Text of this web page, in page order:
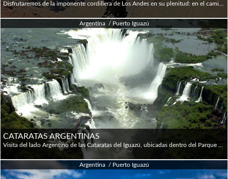
Disfrutaremos de la imponente cordillera de Los Andes en su plenitud: en el camino descubriremos lugares maravillosos, recorriendo el paisaje de montaña predominante en Mendoza. Comenzamos por Potrerillos, una localidad ubicada sobre la cordillera de Los Andes donde disfrutaremos del paisaje del embalse homónimo que alcanza unas 1500 hectáreas de superficie con 7 km de largo y casi 1,5 de ancho máximo. Luego nos adentramos en el Valle de Uspallata, que es la zona que divide la pre cordillera de la alta montaña y está enclavada en el imponente Cordón del Plata, ubicada entre los 1900 y 2500 m.s.n.m.. Unos kilómetros más adelante pasamos por la localidad de Penitentes donde se destaca su centro de ski -hoy fuera de funcionamiento- ubicado a apenas 4 km. del Cerro Aconcagua, el pico más alto del continente americano, con 6960 m.s.n.m. Uno de los puntos destacados es Puente del Inca, un área natural protegida declarada Patrimonio de la Humanidad por la UNESCO: su formación rocosa forma un puente natural sobre el Río Las Cuevas. Su valor geológico, paisajístico e histórico permite apreciar su importante rasgo de identidad cultural. Algunos kilómetros más adelante llegaremos al Mirador Cerro Aconcagua, que es la cumbre más alta del mundo fuera del sistema de Los Himalayas. Para finalizar arribamos a Las Cuevas, la localidad más elevada de Mendoza a 3557 m.s.n.m. que es la zona fronteriza que limita con Chile y permite acceder al monumento Cristo Redentor (sólo en temporada de verano).
Argentina / Puerto Iguazú
CATARATAS ARGENTINAS
Visita del lado Argentino de las Cataratas del Iguazú, ubicadas dentro del Parque Nacional Iguazú. Con una extensión de 67.000 hs las cataratas están integradas por 275 saltos de agua con una altura promedio de 70 mts. En esta parte de la selva sub-tropical es posible observar variedad de helechos, orquídeas, begonias, aves y mariposas. Nos encaminamos a la Estación Central donde nuestra opción es tomar un servicio de trenes que nos lleva hasta la Estación Cataratas y/o Estación Garganta del Diablo. Desde este sitio podemos realizar: - Paseo Superior: recorrido de 800 metros de pasarelas, las que están elevadas por sobre la superficie del terreno a efectos de no entorpecer ó ahuyentar el paso de la fauna que habita la Selva. Destacados: saltos Dos Hermanas, Bosetti, Bernabé Méndez y M´Bigua. Duración del paseo una (1) hora. Rango de dificultad: baja, sin escaleras. - Paseo Inferior: caminata de 1.600 metros de pasarela elevada por sobre la superficie del terreno. Destacados: saltos Dos Hermanas, Alvear Nuñez, San Martín, Bosetti, el Peñón de la Bella Vista (desde donde tenemos una vista panorámica de Garganta del Diablo y el Cañón del Río Iguazú Inferior). Duración del paseo 2 hs. Rango de dificultad: moderada, con escaleras. -Garganta del Diablo: partiendo desde la Estación Cataratas el tren nos llevará hasta la Estación Garganta. La caminata por las pasarelas nos demanda unos 1.200 metros para deleitarnos con el espectacular balcón del salto de mayor importancia del Parque Nacional: la Garganta del Diablo. Duración del paseo 2 hs. Rango de dificultad: baja, sin escaleras.
Argentina / Puerto Iguazú